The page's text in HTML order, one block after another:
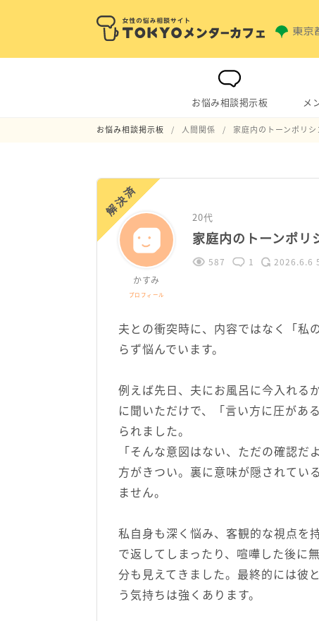
お悩み相談掲示板 メ
お悩み相談掲示板 人間関係 家庭内のトーンポリ
解決済
かすみ
プロフィール
20代
家庭内のトーンポリ
587 1 2026.6.6
夫との衝突時に、内容ではなく「私
らず悩んでいます。
例えば先日、夫にお風呂に今入れる
に聞いただけで、「言い方に圧があ
られました。
「そんな意図はない、ただの確認
方がきつい。裏に意味が隠されてい
ません。
私自身も深く悩み、客観的な視点を
で返してしまったり、喧嘩した後に
分も見えてきました。最終的には彼
う気持ちは強くあります。